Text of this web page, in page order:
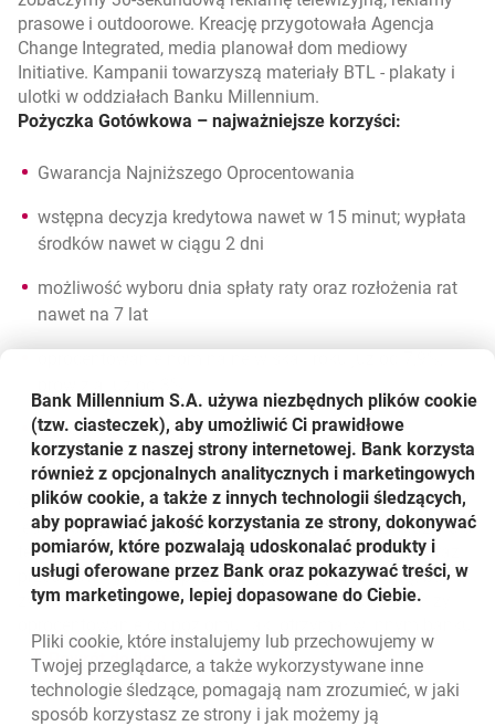
prasowe i outdoorowe. Kreację przygotowała Agencja
Change Integrated, media planował dom mediowy
Initiative. Kampanii towarzyszą materiały BTL - plakaty i
ulotki w oddziałach Banku Millennium.
Pożyczka Gotówkowa – najważniejsze korzyści:
Gwarancja Najniższego Oprocentowania
wstępna decyzja kredytowa nawet w 15 minut; wypłata
środków nawet w ciągu 2 dni
możliwość wyboru dnia spłaty raty oraz rozłożenia rat
nawet na 7 lat
wysokość pożyczki do 80 000 zł, dla aktywnych
Klientów Banku nawet do 150 000 zł.
Gwarancja Najniższego Oprocentowania oznacza to, że
jeśli w ciągu 30 dni od zawarcia umowy klient znajdzie dla
tej samej kwoty i okresu kredytowania tańszą ofertę oraz
przedstawi ją wraz z pozytywną decyzją kredytową, bank
zwróci mu różnicę już zapłaconych odsetek oraz obniży
Powrót do listy
Bank Millennium S.A. używa niezbędnych plików cookie
(tzw. ciasteczek), aby umożliwić Ci prawidłowe
korzystanie z naszej strony internetowej. Bank korzysta
również z opcjonalnych analitycznych i marketingowych
plików cookie, a także z innych technologii śledzących,
aby poprawiać jakość korzystania ze strony, dokonywać
pomiarów, które pozwalają udoskonalać produkty i
usługi oferowane przez Bank oraz pokazywać treści, w
tym marketingowe, lepiej dopasowane do Ciebie.
Pliki cookie, które instalujemy lub przechowujemy w
Twojej przeglądarce, a także wykorzystywane inne
technologie śledzące, pomagają nam zrozumieć, w jaki
sposób korzystasz ze strony i jak możemy ją